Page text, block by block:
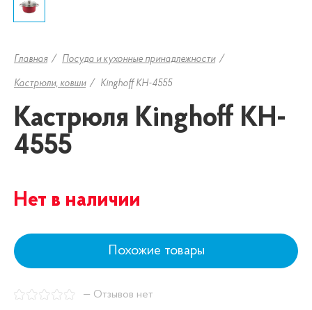
Главная Посуда и кухонные принадлежности
Кастрюли, ковши Kinghoff KH-4555
Кастрюля Kinghoff KH-
4555
Нет в наличии
Похожие товары
— Отзывов нет